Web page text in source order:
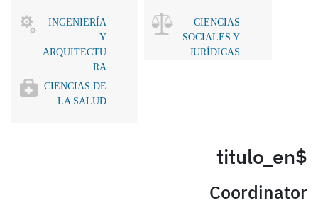
CIENCIAS DE
LA SALUD
CIENCIAS
SOCIALES Y
JURÍDICAS
INGENIERÍA
Y
ARQUITECTU
RA
$titulo_en
Coordinator